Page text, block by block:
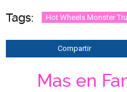
Tags: Hot Wheels Monster
Compartir
Mas en